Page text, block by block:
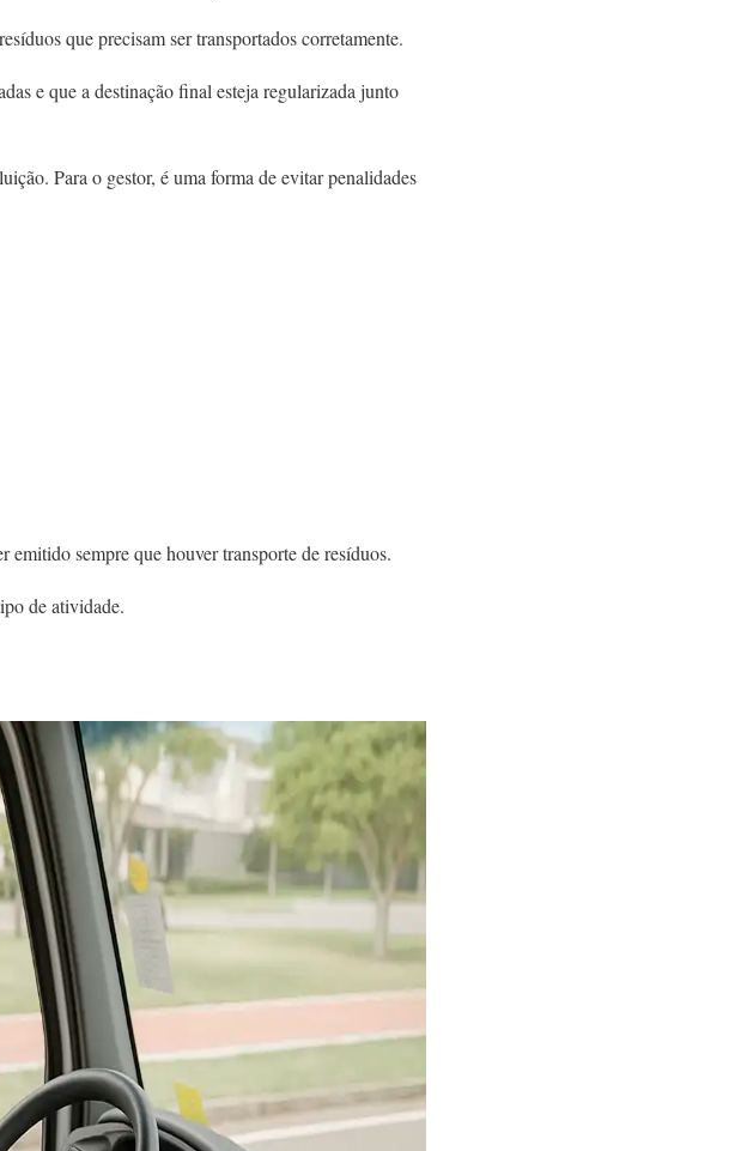
que precisam ser transportados corretamente.
e que a destinação final esteja regularizada junto
Para o gestor, é uma forma de evitar penalidades
emitido sempre que houver transporte de resíduos.
de atividade.